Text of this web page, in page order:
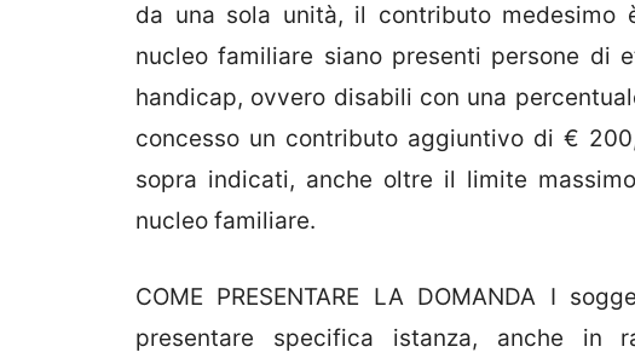
da una sola unità, il contributo
nucleo familiare siano presenti persone di
handicap, ovvero disabili con una
concesso un contributo aggiuntivo di €
sopra indicati, anche oltre il limite
nucleo familiare.
COME PRESENTARE LA DOMANDA I
presentare specifica istanza, anche in